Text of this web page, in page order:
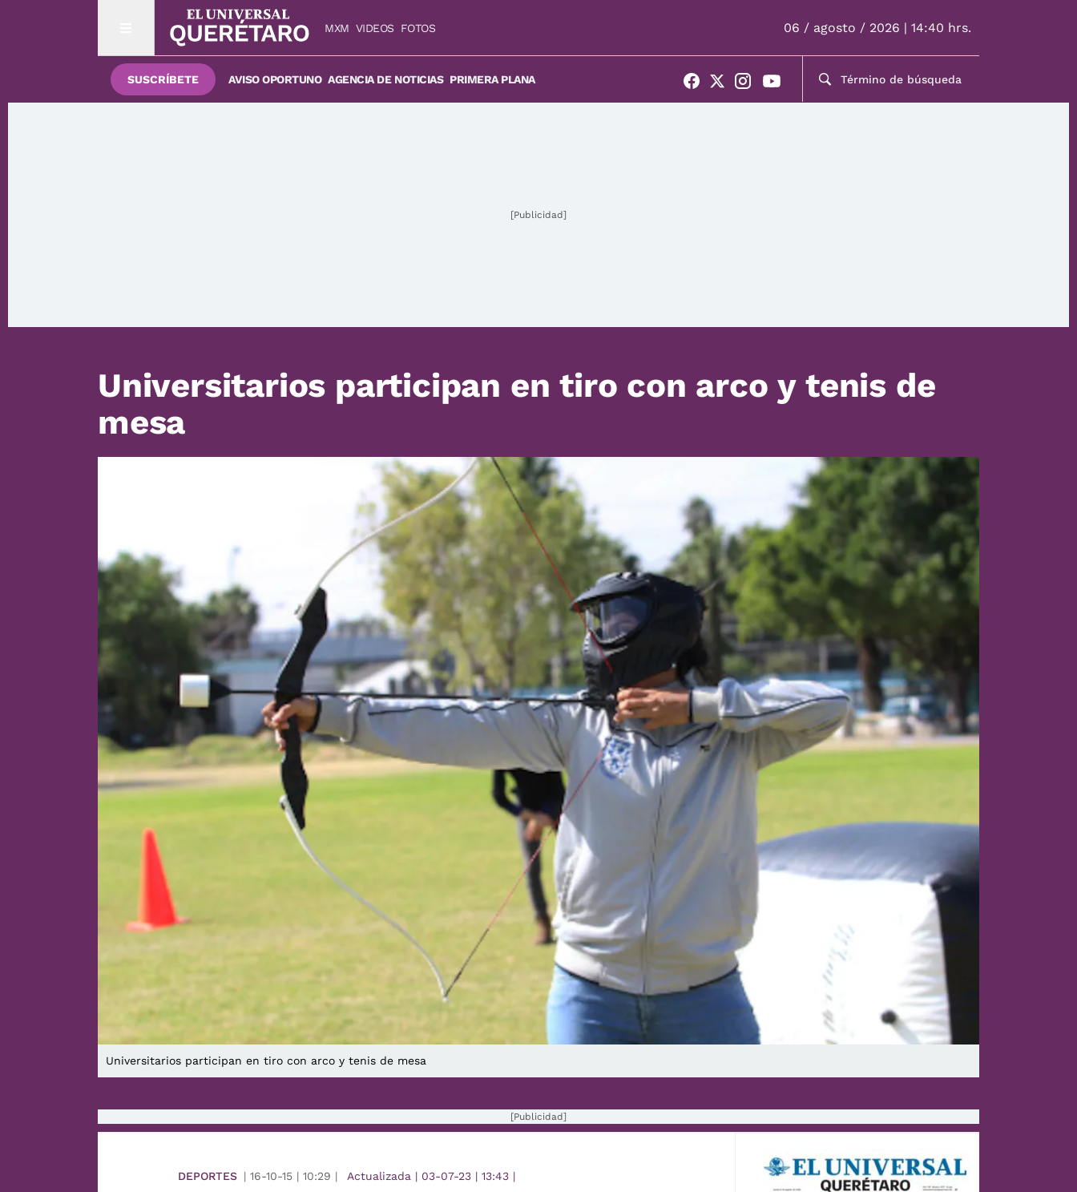
MXM VIDEOS FOTOS 06 / agosto / 2026 | 14:40 hrs.
SUSCRÍBETE AVISO OPORTUNO AGENCIA DE NOTICIAS PRIMERA PLANA
[Publicidad]
Universitarios participan en tiro con arco y tenis de
mesa
Universitarios participan en tiro con arco y tenis de mesa
[Publicidad]
DEPORTES | 16-10-15 | 10:29 | Actualizada | 03-07-23 | 13:43 |